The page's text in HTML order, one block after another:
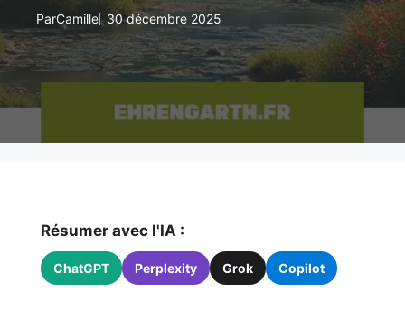
ParCamille 30 décembre 2025
Résumer avec l'IA :
ChatGPT Perplexity Grok Copilot